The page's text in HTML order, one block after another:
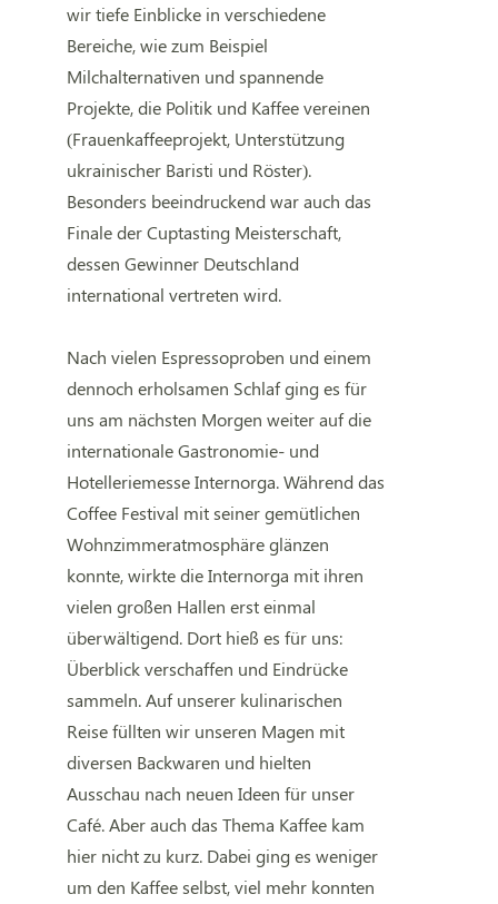
wir tiefe Einblicke in verschiedene
Bereiche, wie zum Beispiel
Milchalternativen und spannende
Projekte, die Politik und Kaffee vereinen
(Frauenkaffeeprojekt, Unterstützung
ukrainischer Baristi und Röster).
Besonders beeindruckend war auch das
Finale der Cuptasting Meisterschaft,
dessen Gewinner Deutschland
international vertreten wird.
Nach vielen Espressoproben und einem
dennoch erholsamen Schlaf ging es für
uns am nächsten Morgen weiter auf die
internationale Gastronomie- und
Hotelleriemesse Internorga. Während das
Coffee Festival mit seiner gemütlichen
Wohnzimmeratmosphäre glänzen
konnte, wirkte die Internorga mit ihren
vielen großen Hallen erst einmal
überwältigend. Dort hieß es für uns:
Überblick verschaffen und Eindrücke
sammeln. Auf unserer kulinarischen
Reise füllten wir unseren Magen mit
diversen Backwaren und hielten
Ausschau nach neuen Ideen für unser
Café. Aber auch das Thema Kaffee kam
hier nicht zu kurz. Dabei ging es weniger
um den Kaffee selbst, viel mehr konnten